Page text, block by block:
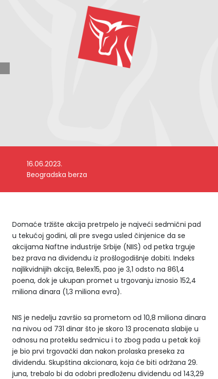
16.06.2023.
Beogradska berza
Domaće tržište akcija pretrpelo je najveći sedmični pad
u tekućoj godini, ali pre svega usled činjenice da se
akcijama Naftne industrije Srbije (NIIS) od petka trguje
bez prava na dividendu iz prošlogodišnje dobiti. Indeks
najlikvidnijih akcija, Belex15, pao je 3,1 odsto na 861,4
poena, dok je ukupan promet u trgovanju iznosio 152,4
miliona dinara (1,3 miliona evra).
NIS je nedelju završio sa prometom od 10,8 miliona dinara
na nivou od 731 dinar što je skoro 13 procenata slabije u
odnosu na proteklu sedmicu i to zbog pada u petak koji
je bio prvi trgovački dan nakon prolaska preseka za
dividendu. Skupština akcionara, koja će biti održana 29.
juna, trebalo bi da odobri predloženu dividendu od 143,29